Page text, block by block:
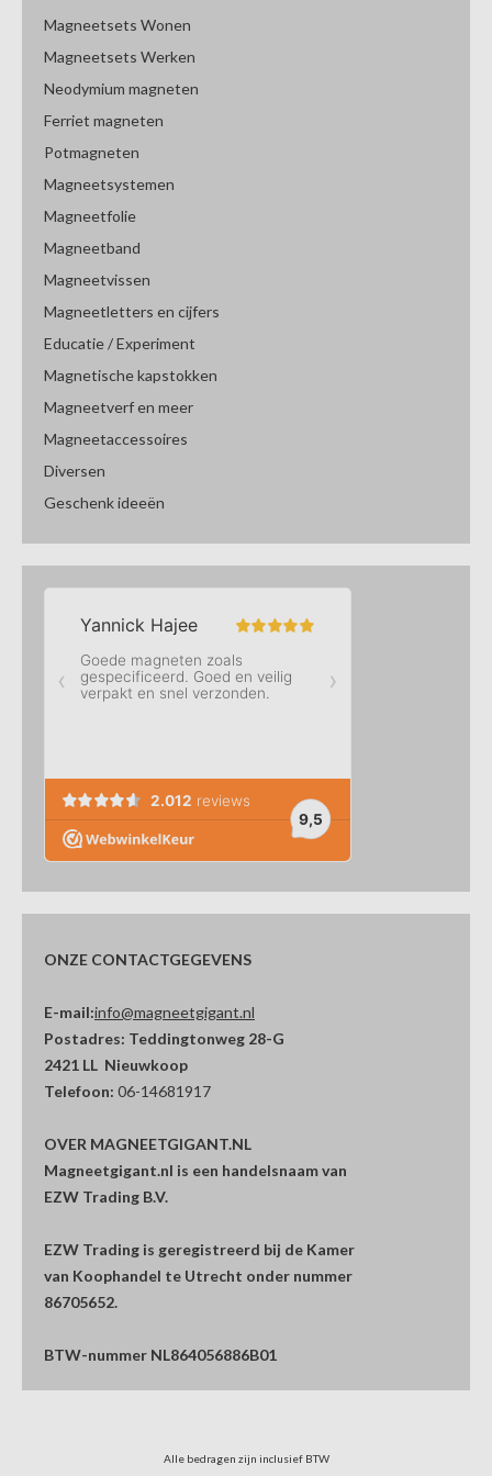
Magneetsets Wonen
Magneetsets Werken
Neodymium magneten
Ferriet magneten
Potmagneten
Magneetsystemen
Magneetfolie
Magneetband
Magneetvissen
Magneetletters en cijfers
Educatie / Experiment
Magnetische kapstokken
Magneetverf en meer
Magneetaccessoires
Diversen
Geschenk ideeën
ONZE CONTACTGEGEVENS
E-mail:info@magneetgigant.nl
Postadres: Teddingtonweg 28-G
2421 LL Nieuwkoop
Telefoon: 06-14681917
OVER MAGNEETGIGANT.NL
Magneetgigant.nl is een handelsnaam van
EZW Trading B.V.
EZW Trading is geregistreerd bij de Kamer
van Koophandel te Utrecht onder nummer
86705652.
BTW-nummer NL864056886B01
Alle bedragen zijn inclusief BTW